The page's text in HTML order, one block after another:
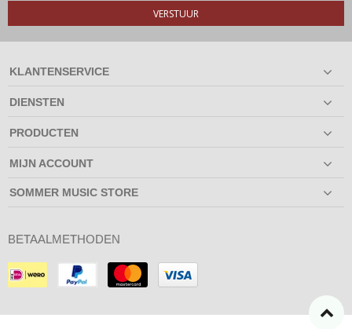
VERSTUUR
KLANTENSERVICE
DIENSTEN
PRODUCTEN
MIJN ACCOUNT
SOMMER MUSIC STORE
BETAALMETHODEN